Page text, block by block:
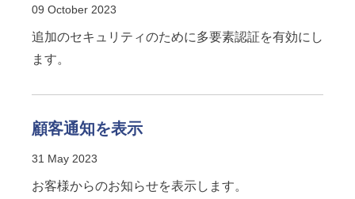
09 October 2023
追加のセキュリティのために多要素認証を有効にし
ます。
顧客通知を表示
31 May 2023
お客様からのお知らせを表示します。